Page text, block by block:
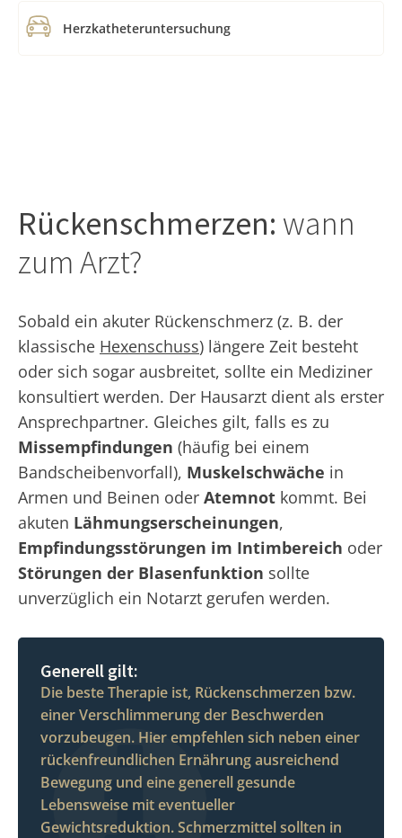
Herzkatheteruntersuchung
Rückenschmerzen: wann
zum Arzt?
Sobald ein akuter Rückenschmerz (z. B. der
klassische Hexenschuss) längere Zeit besteht
oder sich sogar ausbreitet, sollte ein Mediziner
konsultiert werden. Der Hausarzt dient als erster
Ansprechpartner. Gleiches gilt, falls es zu
Missempfindungen (häufig bei einem
Bandscheibenvorfall), Muskelschwäche in
Armen und Beinen oder Atemnot kommt. Bei
akuten Lähmungserscheinungen,
Empfindungsstörungen im Intimbereich oder
Störungen der Blasenfunktion sollte
unverzüglich ein Notarzt gerufen werden.
Generell gilt:
Die beste Therapie ist, Rückenschmerzen bzw.
einer Verschlimmerung der Beschwerden
vorzubeugen. Hier empfehlen sich neben einer
rückenfreundlichen Ernährung ausreichend
Bewegung und eine generell gesunde
Lebensweise mit eventueller
Gewichtsreduktion. Schmerzmittel sollten in